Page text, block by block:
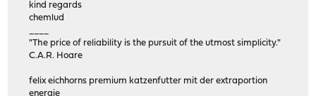
kind regards
chemlud
"The price of reliability is the pursuit of the utmost simplicity."
C.A.R. Hoare
felix eichhorns premium katzenfutter mit der extraportion
energie